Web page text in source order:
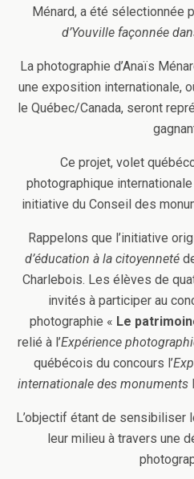
Ménard, a été sélectionnée
d’Youville façonnée
La photographie d’Anaïs
une exposition internationale,
le Québec/Canada, seront
Ce projet, volet
photographique
initiative du Conseil des
Rappelons que l’initiative
d’éducation à la citoyenneté
Charlebois. Les élèves de
invités à participer au
photographie « Le
relié à l’Expérience
québécois du concours l’
internationale des monuments
L’objectif étant de sensibiliser
leur milieu à travers une